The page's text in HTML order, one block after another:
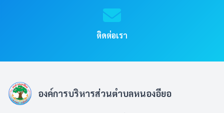
ติดต่อเรา
องค์การบริหารส่วนตำบลหนองอียอ